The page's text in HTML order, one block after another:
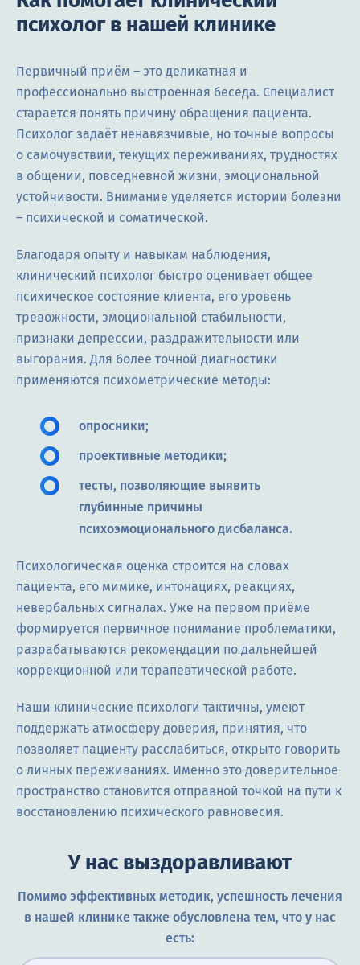
психолог в нашей клинике
Первичный приём – это деликатная и
профессионально выстроенная беседа. Специалист
старается понять причину обращения пациента.
Психолог задаёт ненавязчивые, но точные вопросы
о самочувствии, текущих переживаниях, трудностях
в общении, повседневной жизни, эмоциональной
устойчивости. Внимание уделяется истории болезни
– психической и соматической.
Благодаря опыту и навыкам наблюдения,
клинический психолог быстро оценивает общее
психическое состояние клиента, его уровень
тревожности, эмоциональной стабильности,
признаки депрессии, раздражительности или
выгорания. Для более точной диагностики
применяются психометрические методы:
опросники;
проективные методики;
тесты, позволяющие выявить
глубинные причины
психоэмоционального дисбаланса.
Психологическая оценка строится на словах
пациента, его мимике, интонациях, реакциях,
невербальных сигналах. Уже на первом приёме
формируется первичное понимание проблематики,
разрабатываются рекомендации по дальнейшей
коррекционной или терапевтической работе.
Наши клинические психологи тактичны, умеют
поддержать атмосферу доверия, принятия, что
позволяет пациенту расслабиться, открыто говорить
о личных переживаниях. Именно это доверительное
пространство становится отправной точкой на пути к
восстановлению психического равновесия.
У нас выздоравливают
Помимо эффективных методик, успешность лечения
в нашей клинике также обусловлена тем, что у нас
есть: